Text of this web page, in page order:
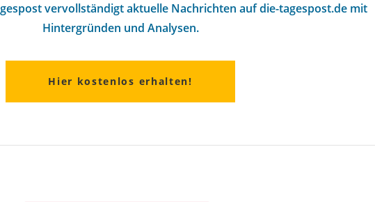
vervollständigt aktuelle Nachrichten auf die-tagespost.de mit
Hintergründen und Analysen.
Hier kostenlos erhalten!